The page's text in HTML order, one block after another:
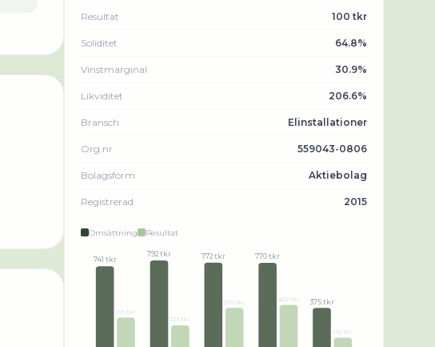
Resultat 100 tkr
Soliditet 64.8%
Vinstmarginal 30.9%
Likviditet 206.6%
Bransch Elinstallationer
Org.nr 559043-0806
Bolagsform Aktiebolag
Registrerad 2015
Omsättning Resultat
741 tkr
291 tkr
792 tkr
223 tkr
772 tkr
376 tkr
770 tkr
402 tkr 375 tkr
115 tkr